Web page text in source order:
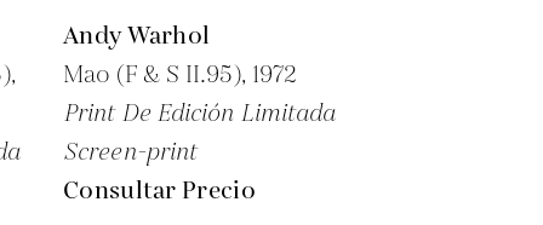
Andy Warhol
Mao (F & S II.95), 1972
Print De Edición Limitada
Screen-print
Consultar Precio